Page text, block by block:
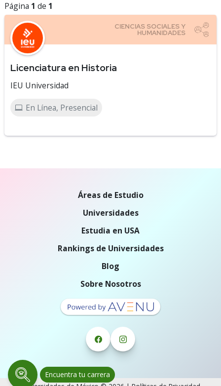
Página 1 de 1
Licenciatura en Historia
IEU Universidad
En Línea, Presencial
Encuentra tu carrera
Áreas de Estudio
Universidades
Estudia en USA
Rankings de Universidades
Blog
Sobre Nosotros